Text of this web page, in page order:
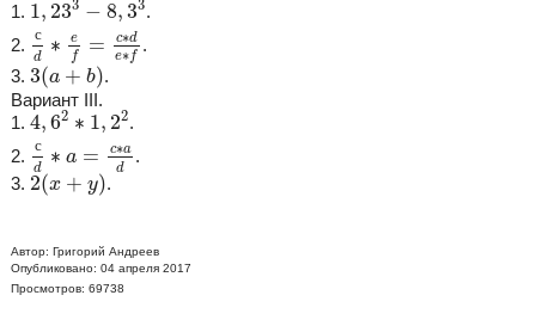
1. 1, 233 − 8,33.
2.
с
d ∗
e
f
= c∗d
e∗f
сd ∗ d
.
3. 3(a + b)
3( +b )
.
Вариант III.
1. 4,62 ∗ 1, 22
4,62∗1, 22
.
2.
с
d ∗ a = c∗a
d
сd c
.
3. 2(x + y)
2(x+ y ) .
Автор: Григорий Андреев
Опубликовано: 04 апреля 2017
Просмотров: 69738